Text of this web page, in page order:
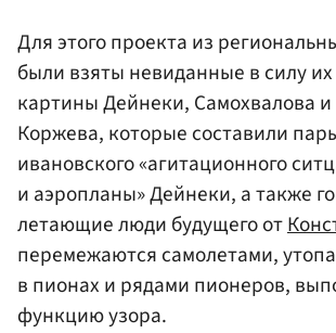
Для этого проекта из
были взяты невиданные в силу
картины Дейнеки, Самохвалова и
Коржева, которые составили
ивановского «агитационного
и аэропланы» Дейнеки, а также
летающие люди будущего от
перемежаются самолетами,
в пионах и рядами пионеров,
функцию узора.